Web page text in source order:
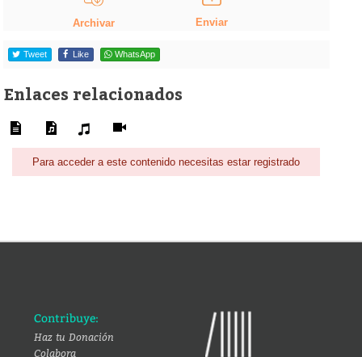
Archivar Enviar
Tweet Like WhatsApp
Enlaces relacionados
Para acceder a este contenido necesitas estar registrado
Contribuye:
Haz tu Donación
Colabora